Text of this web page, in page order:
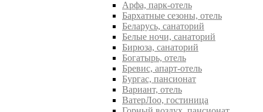
Арфа, парк-отель
Бархатные сезоны, отель
Беларусь, санаторий
Белые ночи, санаторий
Бирюза, санаторий
Богатырь, отель
Бревис, апарт-отель
Бургас, пансионат
Вариант, отель
ВатерЛоо, гостиница